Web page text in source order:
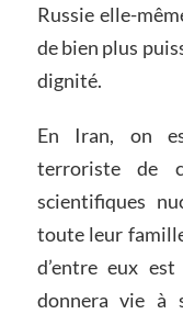
Russie elle-
de bien plus
dignité.
En Iran, on
terroriste de
scientifiques
toute leur
d’entre eux
donnera vie à